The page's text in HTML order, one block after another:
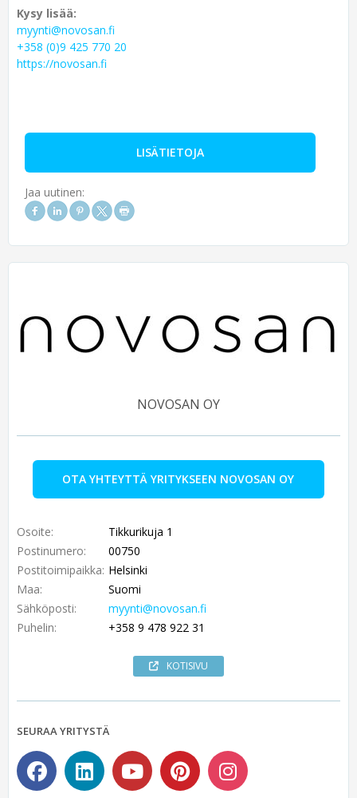
Kysy lisää:
myynti@novosan.fi
+358 (0)9 425 770 20
https://novosan.fi
LISÄTIETOJA
Jaa uutinen:
NOVOSAN OY
OTA YHTEYTTÄ YRITYKSEEN NOVOSAN OY
Osoite:
Tikkurikuja 1
Postinumero:
00750
Postitoimipaikka: Helsinki
Maa:
Suomi
Sähköposti:
myynti@novosan.fi
Puhelin:
+358 9 478 922 31
KOTISIVU
SEURAA YRITYSTÄ